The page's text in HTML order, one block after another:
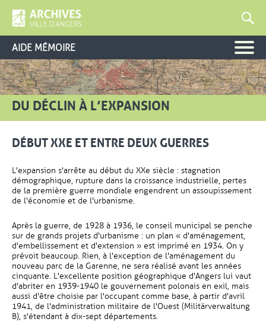
AIDE MÉMOIRE
DU DÉCLIN À L’EXPANSION
DÉBUT XXE ET ENTRE DEUX GUERRES
L'expansion s'arrête au début du XXe siècle : stagnation
démographique, rupture dans la croissance industrielle, pertes
de la première guerre mondiale engendrent un assoupissement
de l'économie et de l'urbanisme.
Après la guerre, de 1928 à 1936, le conseil municipal se penche
sur de grands projets d'urbanisme : un plan « d'aménagement,
d'embellissement et d'extension » est imprimé en 1934. On y
prévoit beaucoup. Rien, à l'exception de l'aménagement du
nouveau parc de la Garenne, ne sera réalisé avant les années
cinquante. L'excellente position géographique d'Angers lui vaut
d'abriter en 1939-1940 le gouvernement polonais en exil, mais
aussi d'être choisie par l'occupant comme base, à partir d'avril
1941, de l'administration militaire de l'Ouest (Militärverwaltung
B), s'étendant à dix-sept départements.